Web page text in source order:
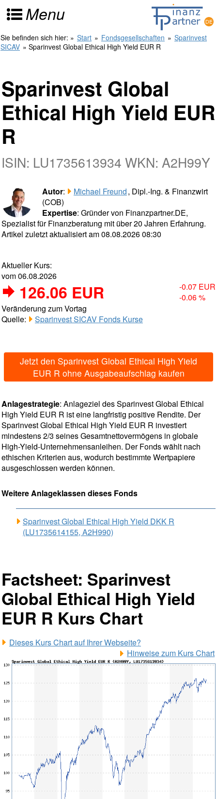
Menu
Sie befinden sich hier: » Start » Fondsgesellschaften » Sparinvest
SICAV » Sparinvest Global Ethical High Yield EUR R
Sparinvest Global
Ethical High Yield EUR
R
ISIN: LU1735613934 WKN: A2H99Y
Autor: Michael Freund, Dipl.-Ing. & Finanzwirt
(COB)
Expertise: Gründer von Finanzpartner.DE,
Spezialist für Finanzberatung mit über 20 Jahren Erfahrung.
Artikel zuletzt aktualisiert am 08.08.2026 08:30
Aktueller Kurs:
vom 06.08.2026
126.06 EUR
-0.07 EUR
-0.06 %
Veränderung zum Vortag
Quelle:
Sparinvest SICAV Fonds Kurse
Jetzt den Sparinvest Global Ethical High Yield
EUR R ohne Ausgabeaufschlag kaufen
Anlagestrategie: Anlageziel des Sparinvest Global Ethical
High Yield EUR R ist eine langfristig positive Rendite. Der
Sparinvest Global Ethical High Yield EUR R investiert
mindestens 2/3 seines Gesamtnettovermögens in globale
High-Yield-Unternehmensanleihen. Der Fonds wählt nach
ethischen Kriterien aus, wodurch bestimmte Wertpapiere
ausgeschlossen werden können.
Weitere Anlageklassen dieses Fonds
Sparinvest Global Ethical High Yield DKK R
(LU1735614155, A2H990)
Factsheet: Sparinvest
Global Ethical High Yield
EUR R Kurs Chart
Dieses Kurs Chart auf Ihrer Webseite?
Hinweise zum Kurs Chart